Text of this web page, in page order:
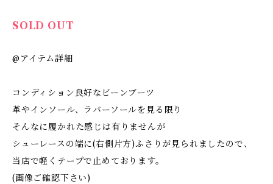
SOLD OUT
@アイテム詳細
コンディション良好なビーンブーツ
革やインソール、ラバーソールを見る限り
そんなに履かれた感じは有りませんが
シューレースの端に(右側片方)ふさりが見られましたので、
当店で軽くテープで止めております。
(画像ご確認下さい)